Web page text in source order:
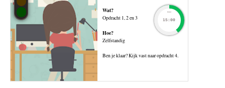
Wat?
Opdracht 1, 2 en 3
Hoe?
Zelfstandig
Ben je klaar? Kijk vast naar opdracht 4.
timer
15:00